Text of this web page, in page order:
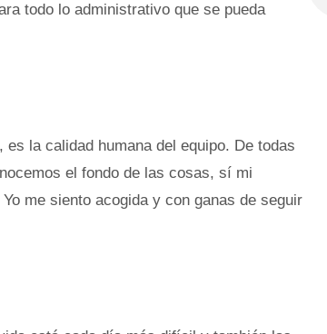
todo lo administrativo que se pueda
la calidad humana del equipo. De todas
el fondo de las cosas, sí mi
me siento acogida y con ganas de seguir